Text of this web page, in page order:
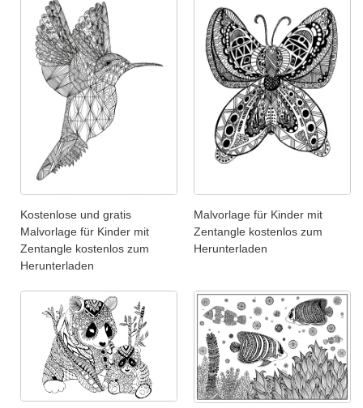
Kostenlose und gratis
Malvorlage für Kinder mit
Zentangle kostenlos zum
Herunterladen
Malvorlage für Kinder mit
Zentangle kostenlos zum
Herunterladen